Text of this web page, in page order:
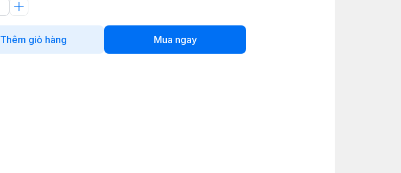
Thêm giỏ hàng Mua ngay